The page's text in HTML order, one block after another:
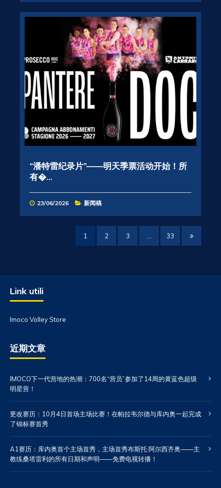
“潘特雷纪录片”——明天季票活动开始！所
有�...
23/06/2026 新闻稿
1 2 3 33
Link utili
Imoco Volley Store
近期文章
IMOCO下一代营地的热潮：700名“营员”参加了14周的黄蓝色超级
明星营！
更改赛历：10月4日首场主场比赛！在帕拉韦尔德与库内奥一起完成
了锦标赛首秀
A1赛历：库内奥首个主场首秀，主场首秀布斯托·阿尔西齐奥——主
教练桑塔雷利的所有日期和声明——免费电视转播！